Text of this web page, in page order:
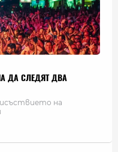
ДА СЛЕДЯТ ДВА
на